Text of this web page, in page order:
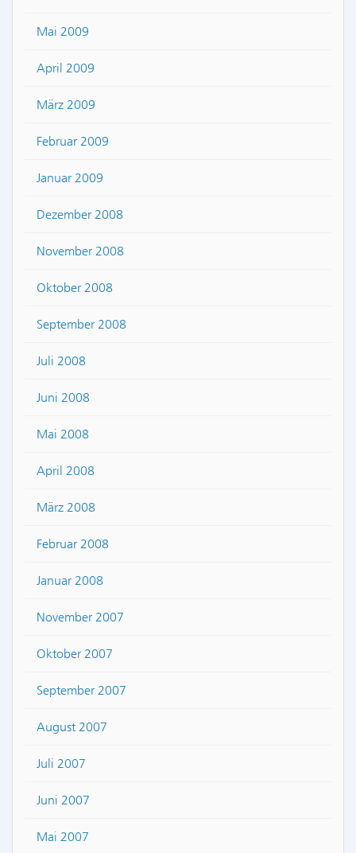
Mai 2009
April 2009
März 2009
Februar 2009
Januar 2009
Dezember 2008
November 2008
Oktober 2008
September 2008
Juli 2008
Juni 2008
Mai 2008
April 2008
März 2008
Februar 2008
Januar 2008
November 2007
Oktober 2007
September 2007
August 2007
Juli 2007
Juni 2007
Mai 2007